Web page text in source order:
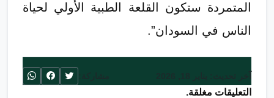
المتمردة ستكون القلعة الطبية الأولي لحياة
الناس في السودان”.
التعليقات مغلقة.